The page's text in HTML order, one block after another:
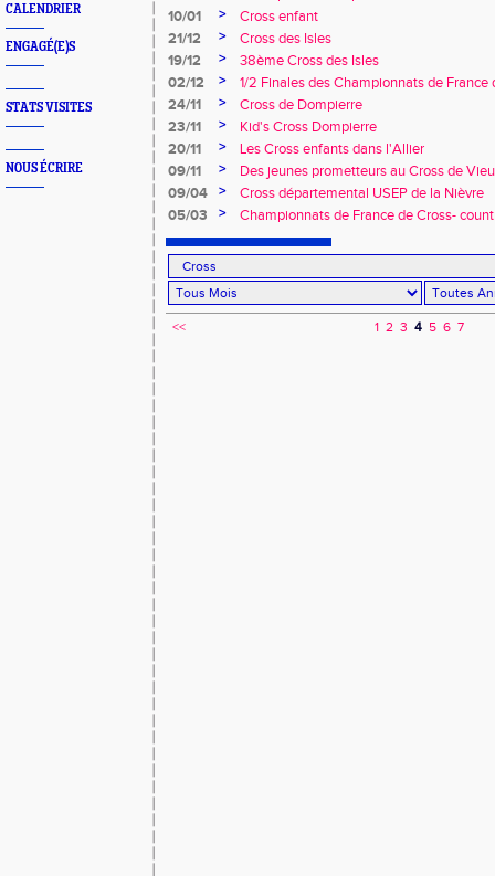
CALENDRIER
ENGAGÉ(E)S
STATS VISITES
NOUS ÉCRIRE
10/01
>
Cross enfant
21/12
>
Cross des Isles
19/12
>
38ème Cross des Isles
02/12
>
1/2 Finales des Championnats de France
24/11
>
Cross de Dompierre
23/11
>
Kid's Cross Dompierre
20/11
>
Les Cross enfants dans l'Allier
09/11
>
Des jeunes prometteurs au Cross de
09/04
>
Cross départemental USEP de la Nièvre
05/03
> Championnats de France de Cross-
<< 1 2 3 4 5 6 7